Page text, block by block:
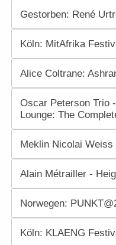
Gestorben: René
Köln: MitAfrika
Alice Coltrane:
Oscar Peterson Trio
Lounge: The
Meklin Nicolai
Alain Métrailler -
Norwegen:
Köln: KLAENG